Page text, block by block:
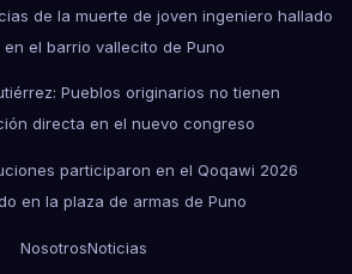
de la muerte de joven ingeniero hallado
en el barrio vallecito de Puno
Pueblos originarios no tienen
directa en el nuevo congreso
participaron en el Qoqawi 2026
en la plaza de armas de Puno
NosotrosNoticias